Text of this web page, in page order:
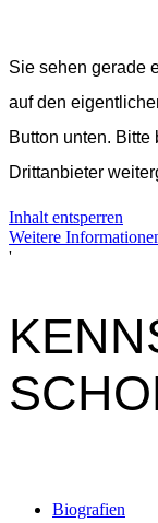
Sie sehen gerade
auf den
Button unten.
Drittanbieter
Inhalt entsperren
Weitere
'
Biografien